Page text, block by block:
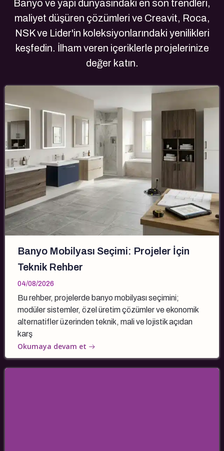
Banyo ve yapı dünyasındaki en son trendleri,
maliyet düşüren çözümleri ve Creavit, Roca,
NSK ve Lider'in koleksiyonlarındaki yenilikleri
keşfedin. İlham veren içeriklerle projelerinize
değer katın.
Banyo Mobilyası Seçimi: Projeler İçin
Teknik Rehber
04/08/2026
Bu rehber, projelerde banyo mobilyası seçimini;
modüler sistemler, özel üretim çözümler ve ekonomik
alternatifler üzerinden teknik, mali ve lojistik açıdan
karş
Okumaya devam et